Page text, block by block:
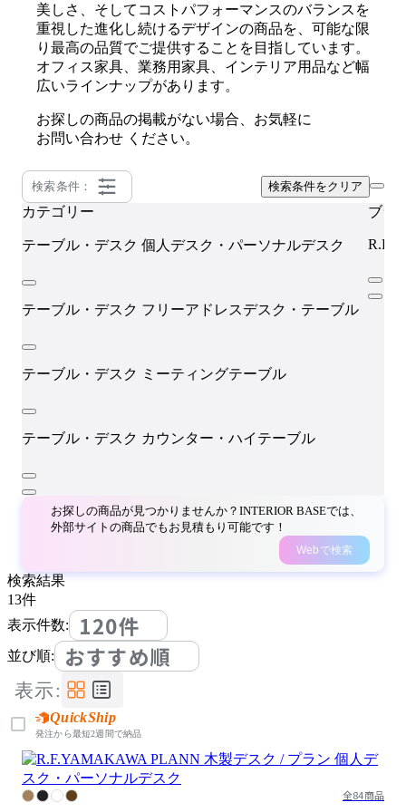
美しさ、そしてコストパフォーマンスのバランスを
重視した進化し続けるデザインの商品を、可能な限
り最高の品質でご提供することを目指しています。
オフィス家具、業務用家具、インテリア用品など幅
広いラインナップがあります。
お探しの商品の掲載がない場合、お気軽に
お問い合わせ ください。
検索条件： 検索条件をクリア
カテゴリー
テーブル・デスク 個人デスク・パーソナルデスク
テーブル・デスク フリーアドレスデスク・テーブル
テーブル・デスク ミーティングテーブル
テーブル・デスク カウンター・ハイテーブル
ブラ
お探しの商品が見つかりませんか？INTERIOR BASEでは、
外部サイトの商品でもお見積もり可能です！
Webで検索
検索結果
13件
表示件数:
120件
並び順: おすすめ順
表示:
QuickShip
発注から最短2週間で納品
全84商品